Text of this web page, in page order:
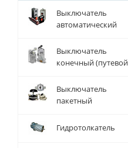
Выключатель
автоматический
Выключатель
конечный
Выключатель
пакетный
Гидротолкатель